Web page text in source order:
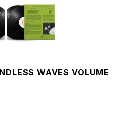
WAVES VOLUME